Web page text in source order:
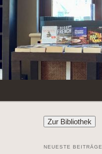
NEUESTE BEITRÄGE